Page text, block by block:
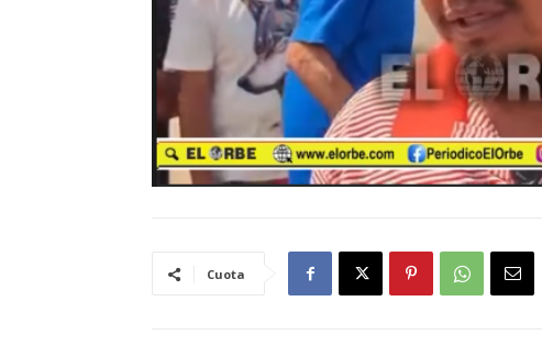
Cuota